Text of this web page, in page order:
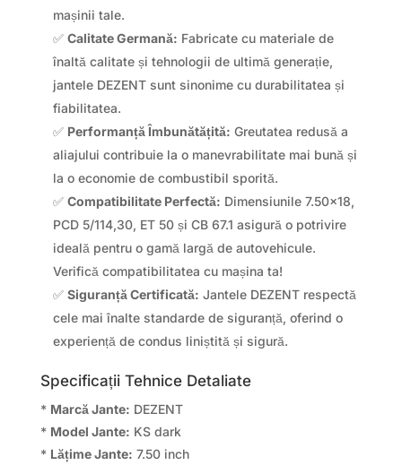
mașinii tale.
✅ Calitate Germană: Fabricate cu materiale de
înaltă calitate și tehnologii de ultimă generație,
jantele DEZENT sunt sinonime cu durabilitatea și
fiabilitatea.
✅ Performanță Îmbunătățită: Greutatea redusă a
aliajului contribuie la o manevrabilitate mai bună și
la o economie de combustibil sporită.
✅ Compatibilitate Perfectă: Dimensiunile 7.50×18,
PCD 5/114,30, ET 50 și CB 67.1 asigură o potrivire
ideală pentru o gamă largă de autovehicule.
Verifică compatibilitatea cu mașina ta!
✅ Siguranță Certificată: Jantele DEZENT respectă
cele mai înalte standarde de siguranță, oferind o
experiență de condus liniștită și sigură.
Specificații Tehnice Detaliate
* Marcă Jante: DEZENT
* Model Jante: KS dark
* Lățime Jante: 7.50 inch